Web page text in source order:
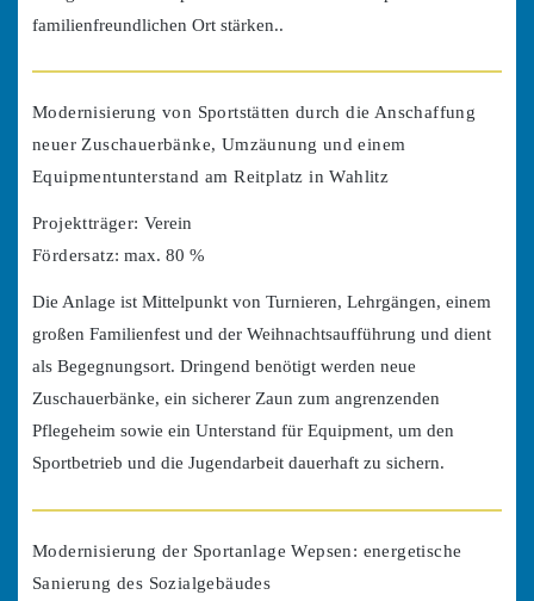
familienfreundlichen Ort stärken..
Modernisierung von Sportstätten durch die Anschaffung
neuer Zuschauerbänke, Umzäunung und einem
Equipmentunterstand am Reitplatz in Wahlitz
Projektträger: Verein
Fördersatz: max. 80 %
Die Anlage ist Mittelpunkt von Turnieren, Lehrgängen, einem
großen Familienfest und der Weihnachtsaufführung und dient
als Begegnungsort. Dringend benötigt werden neue
Zuschauerbänke, ein sicherer Zaun zum angrenzenden
Pflegeheim sowie ein Unterstand für Equipment, um den
Sportbetrieb und die Jugendarbeit dauerhaft zu sichern.
Modernisierung der Sportanlage Wepsen: energetische
Sanierung des Sozialgebäudes